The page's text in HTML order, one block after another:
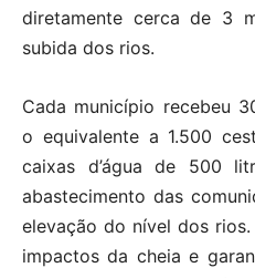
diretamente cerca de 3
subida dos rios.
Cada município recebeu
o equivalente a 1.500
caixas d’água de 500
abastecimento das
elevação do nível dos
impactos da cheia e